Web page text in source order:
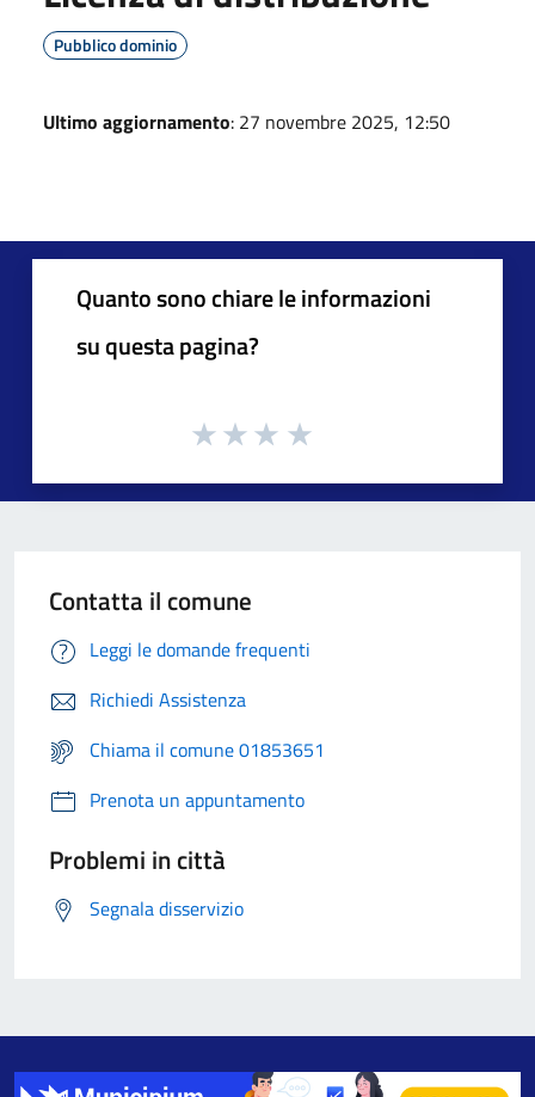
Pubblico dominio
Ultimo aggiornamento: 27 novembre 2025, 12:50
Quanto sono chiare le informazioni
su questa pagina?
Contatta il comune
Leggi le domande frequenti
Richiedi Assistenza
Chiama il comune 01853651
Prenota un appuntamento
Problemi in città
Segnala disservizio